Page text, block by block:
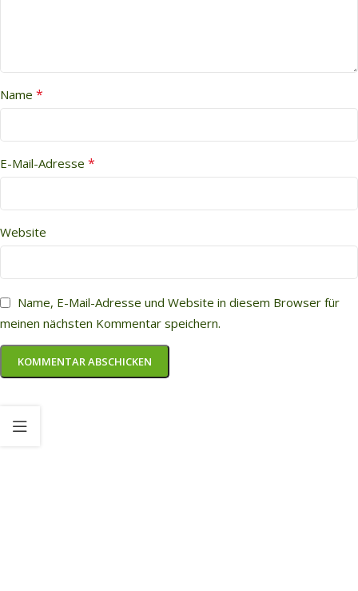
Name *
E-Mail-Adresse *
Website
Name, E-Mail-Adresse und Website in diesem Browser für
meinen nächsten Kommentar speichern.